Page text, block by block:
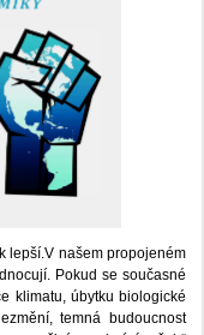
lepší.V našem propojeném
Pokud se současné
klimatu, úbytku biologické
temná budoucnost